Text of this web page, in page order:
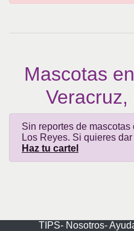
Mascotas
Sin reportes de
Los Reyes. Si quieres
Haz tu cartel
TIPS- Nosotros-